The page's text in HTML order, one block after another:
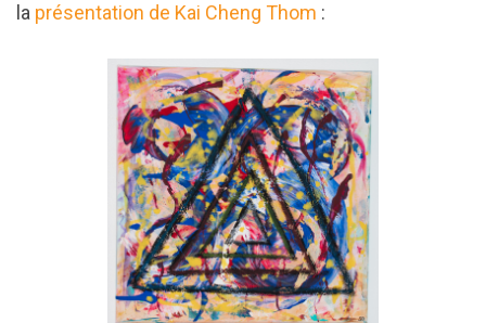
la présentation de Kai Cheng Thom :